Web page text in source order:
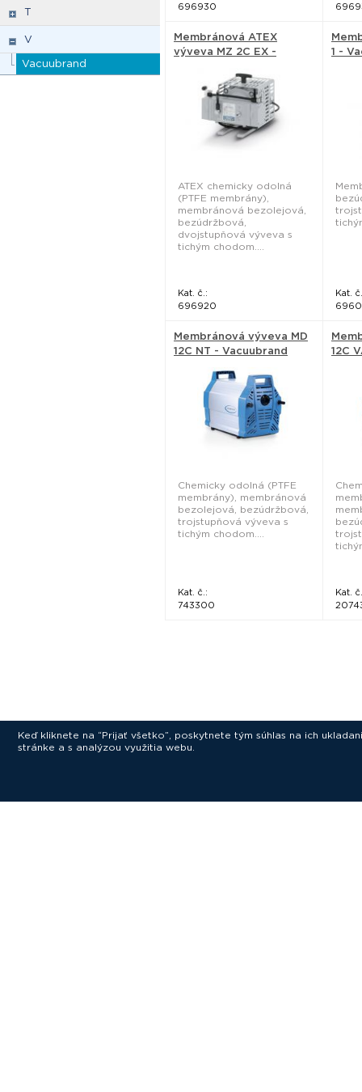
T
V
Vacuubrand
696930
Membránová ATEX
výveva MZ 2C EX -
ATEX chemicky odolná
(PTFE membrány),
membránová bezolejová,
bezúdržbová,
dvojstupňová výveva s
tichým chodom....
Kat. č.:
696920
1 -
Kat.
Membránová výveva MD
12C NT - Vacuubrand
Chemicky odolná (PTFE
membrány), membránová
bezolejová, bezúdržbová,
trojstupňová výveva s
tichým chodom....
Kat. č.:
743300
12C
Kat.
Keď kliknete na “Prijať všetko”, poskytnete tým súhlas na ich
stránke a s analýzou využitia webu.